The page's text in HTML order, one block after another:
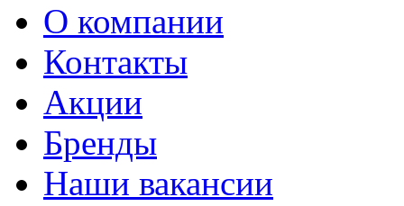
О компании
Контакты
Акции
Бренды
Наши вакансии